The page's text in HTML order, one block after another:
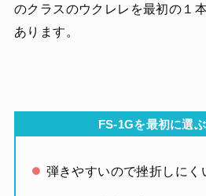
のクラスのウクレレを最初の１
あります。
FS-1Gを最初に選
弾きやすいので挫折しにく